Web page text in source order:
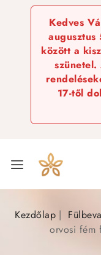
Kedves
között a
17-től
Kezdőlap
orvosi fém